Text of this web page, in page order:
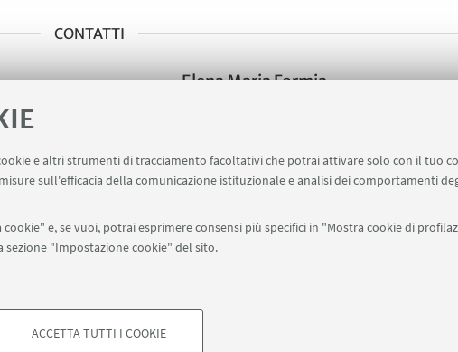
e altri strumenti di tracciamento facoltativi che potrai attivare solo con il tuo
sull'efficacia della comunicazione istituzionale e analisi dei comportamenti
e, se vuoi, potrai esprimere consensi più specifici in "Mostra cookie di
sezione "Impostazione cookie" del sito.
ACCETTA TUTTI I COOKIE
CONTATTI
Elena Maria Formia
33 - 40126 Bologna - PI: 01131710376 - CF: 80007010376 -